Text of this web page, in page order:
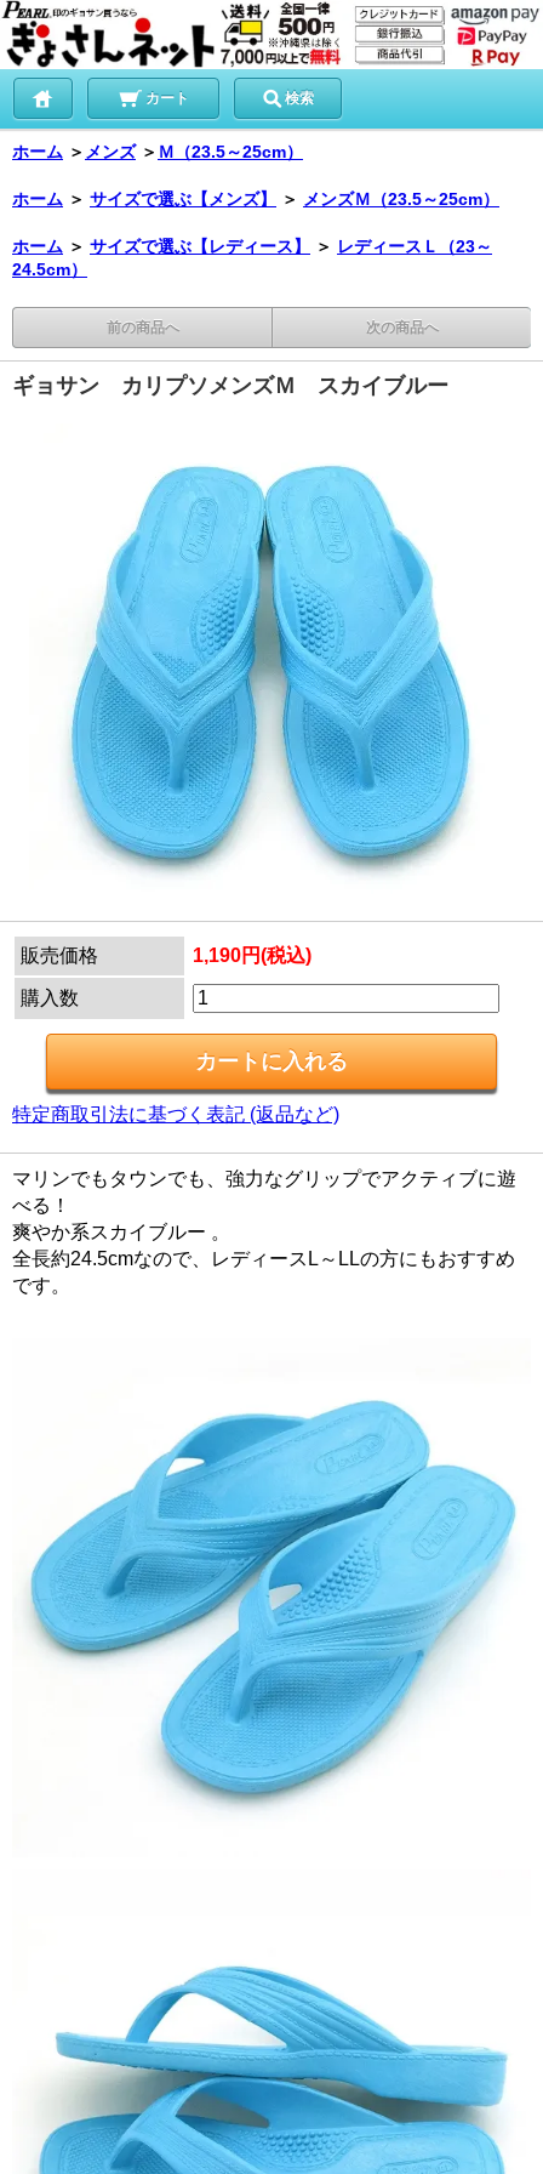
カート 検索
ホーム ＞ メンズ ＞ Ｍ（23.5～25cm）
ホーム ＞ サイズで選ぶ【メンズ】 ＞ メンズＭ（23.5～25cm）
ホーム ＞ サイズで選ぶ【レディース】 ＞ レディースＬ（23～
24.5cm）
前の商品へ 次の商品へ
ギョサン カリプソメンズＭ スカイブルー
販売価格 1,190円(税込)
購入数
特定商取引法に基づく表記 (返品など)
マリンでもタウンでも、強力なグリップでアクティブに遊
べる！
爽やか系スカイブルー 。
全長約24.5cmなので、レディースL～LLの方にもおすすめ
です。